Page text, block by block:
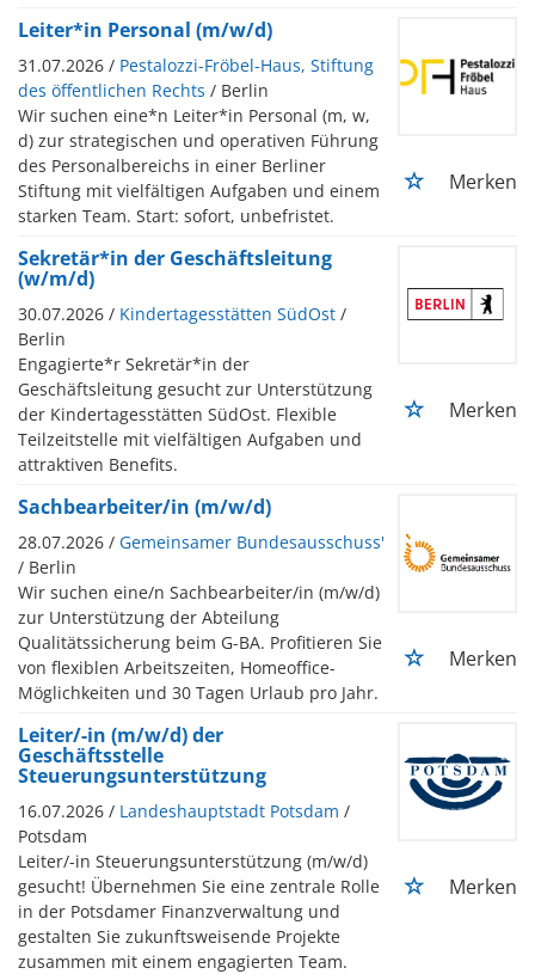
Leiter*in Personal (m/w/d)
31.07.2026 / Pestalozzi-Fröbel-Haus, Stiftung
des öffentlichen Rechts / Berlin
Wir suchen eine*n Leiter*in Personal (m, w,
d) zur strategischen und operativen Führung
des Personalbereichs in einer Berliner
Stiftung mit vielfältigen Aufgaben und einem
starken Team. Start: sofort, unbefristet.
Merken
Sekretär*in der Geschäftsleitung
(w/m/d)
30.07.2026 / Kindertagesstätten SüdOst /
Berlin
Engagierte*r Sekretär*in der
Geschäftsleitung gesucht zur Unterstützung
der Kindertagesstätten SüdOst. Flexible
Teilzeitstelle mit vielfältigen Aufgaben und
attraktiven Benefits.
Merken
Sachbearbeiter/in (m/w/d)
28.07.2026 / Gemeinsamer Bundesausschuss'
/ Berlin
Wir suchen eine/n Sachbearbeiter/in (m/w/d)
zur Unterstützung der Abteilung
Qualitätssicherung beim G-BA. Profitieren Sie
von flexiblen Arbeitszeiten, Homeoffice-
Möglichkeiten und 30 Tagen Urlaub pro Jahr.
Merken
Leiter/-in (m/w/d) der
Geschäftsstelle
Steuerungsunterstützung
16.07.2026 / Landeshauptstadt Potsdam /
Potsdam
Leiter/-in Steuerungsunterstützung (m/w/d)
gesucht! Übernehmen Sie eine zentrale Rolle
in der Potsdamer Finanzverwaltung und
gestalten Sie zukunftsweisende Projekte
zusammen mit einem engagierten Team.
Merken